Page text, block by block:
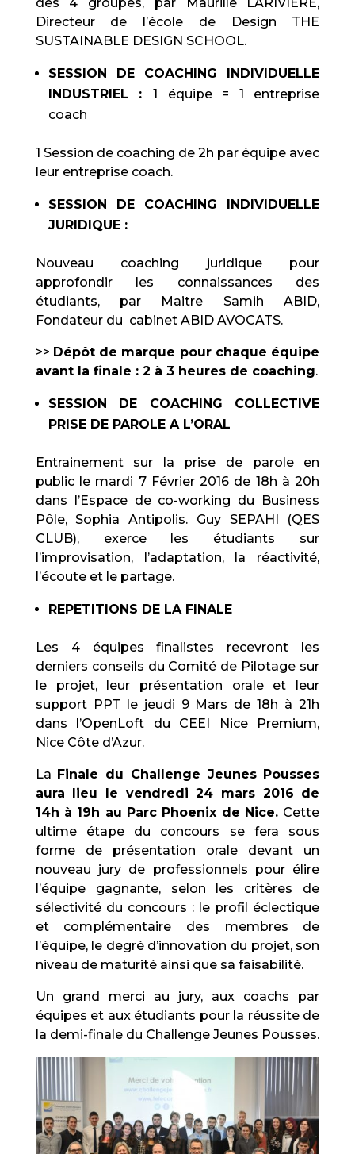
Directeur de l’école de Design THE
SUSTAINABLE DESIGN SCHOOL.
SESSION DE COACHING INDIVIDUELLE
INDUSTRIEL : 1 équipe = 1 entreprise
coach
1 Session de coaching de 2h par équipe avec
leur entreprise coach.
SESSION DE COACHING INDIVIDUELLE
JURIDIQUE :
Nouveau coaching juridique pour
approfondir les connaissances des
étudiants, par Maitre Samih ABID,
Fondateur du cabinet ABID AVOCATS.
>> Dépôt de marque pour chaque équipe
avant la finale : 2 à 3 heures de coaching.
SESSION DE COACHING COLLECTIVE
PRISE DE PAROLE A L’ORAL
Entrainement sur la prise de parole en
public le mardi 7 Février 2016 de 18h à 20h
dans l’Espace de co-working du Business
Pôle, Sophia Antipolis. Guy SEPAHI (QES
CLUB), exerce les étudiants sur
l’improvisation, l’adaptation, la réactivité,
l’écoute et le partage.
REPETITIONS DE LA FINALE
Les 4 équipes finalistes recevront les
derniers conseils du Comité de Pilotage sur
le projet, leur présentation orale et leur
support PPT le jeudi 9 Mars de 18h à 21h
dans l’OpenLoft du CEEI Nice Premium,
Nice Côte d’Azur.
La Finale du Challenge Jeunes Pousses
aura lieu le vendredi 24 mars 2016 de
14h à 19h au Parc Phoenix de Nice. Cette
ultime étape du concours se fera sous
forme de présentation orale devant un
nouveau jury de professionnels pour élire
l’équipe gagnante, selon les critères de
sélectivité du concours : le profil éclectique
et complémentaire des membres de
l’équipe, le degré d’innovation du projet, son
niveau de maturité ainsi que sa faisabilité.
Un grand merci au jury, aux coachs par
équipes et aux étudiants pour la réussite de
la demi-finale du Challenge Jeunes Pousses.